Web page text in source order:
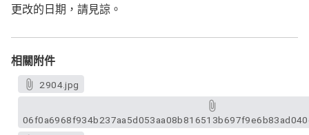
更改的日期，請見諒。
相關附件
2904.jpg